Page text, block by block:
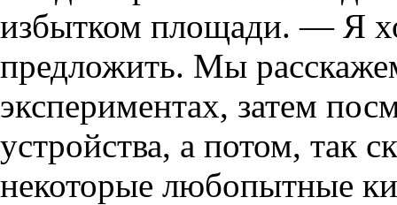
избытком площади. — Я
предложить. Мы
экспериментах, затем
устройства, а потом, так
некоторые любопытные